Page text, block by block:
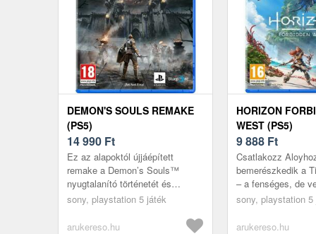
DEMON'S SOULS REMAKE
(PS5)
14 990 Ft
Ez az alapoktól újjáépített
remake a Demon’s Souls™
nyugtalanító történetét és
könyörtelen harcait mutatja be.A
Bluepoint ...
sony, playstation 5 játék
arukereso.hu
HORIZON
WEST (PS5)
9 888 Ft
Csatlakozz
bemerészkedik a
– a fenséges, de
határvidékre,
sony, playstation 5
arukereso.hu